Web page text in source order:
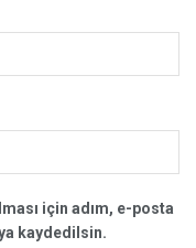
için adım, e-posta
kaydedilsin.